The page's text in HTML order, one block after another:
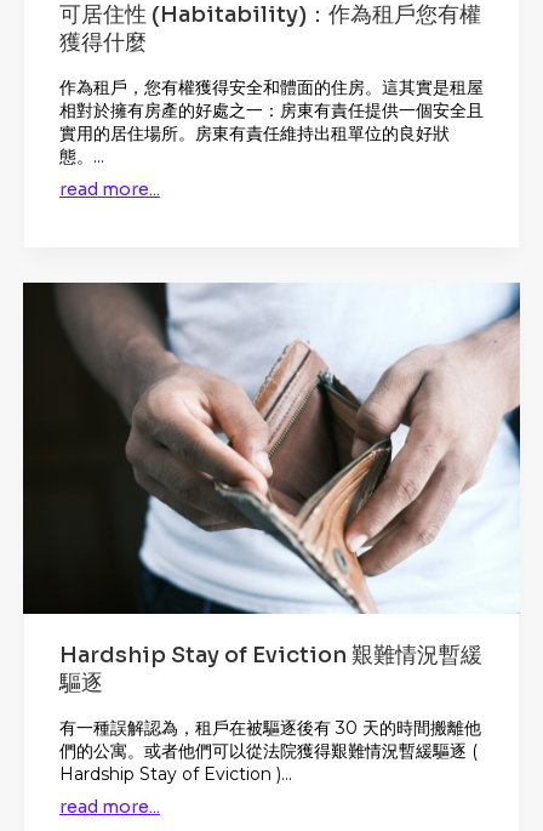
可居住性 (Habitability)：作為租戶您有權
獲得什麼
作為租戶，您有權獲得安全和體面的住房。這其實是租屋
相對於擁有房產的好處之一：房東有責任提供一個安全且
實用的居住場所。房東有責任維持出租單位的良好狀
態。...
read more...
Hardship Stay of Eviction 艱難情況暫緩
驅逐
有一種誤解認為，租戶在被驅逐後有 30 天的時間搬離他
們的公寓。或者他們可以從法院獲得艱難情況暫緩驅逐 (
Hardship Stay of Eviction )...
read more...